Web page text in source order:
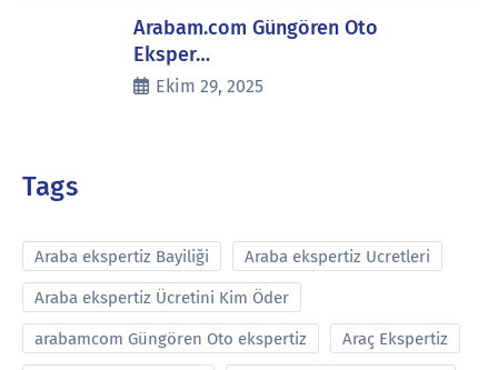
Arabam.com Güngören Oto
Eksper…
Ekim 29, 2025
Tags
Araba ekspertiz Bayiliği Araba ekspertiz Ucretleri
Araba ekspertiz Ücretini Kim Öder
arabamcom Güngören Oto ekspertiz Araç Ekspertiz